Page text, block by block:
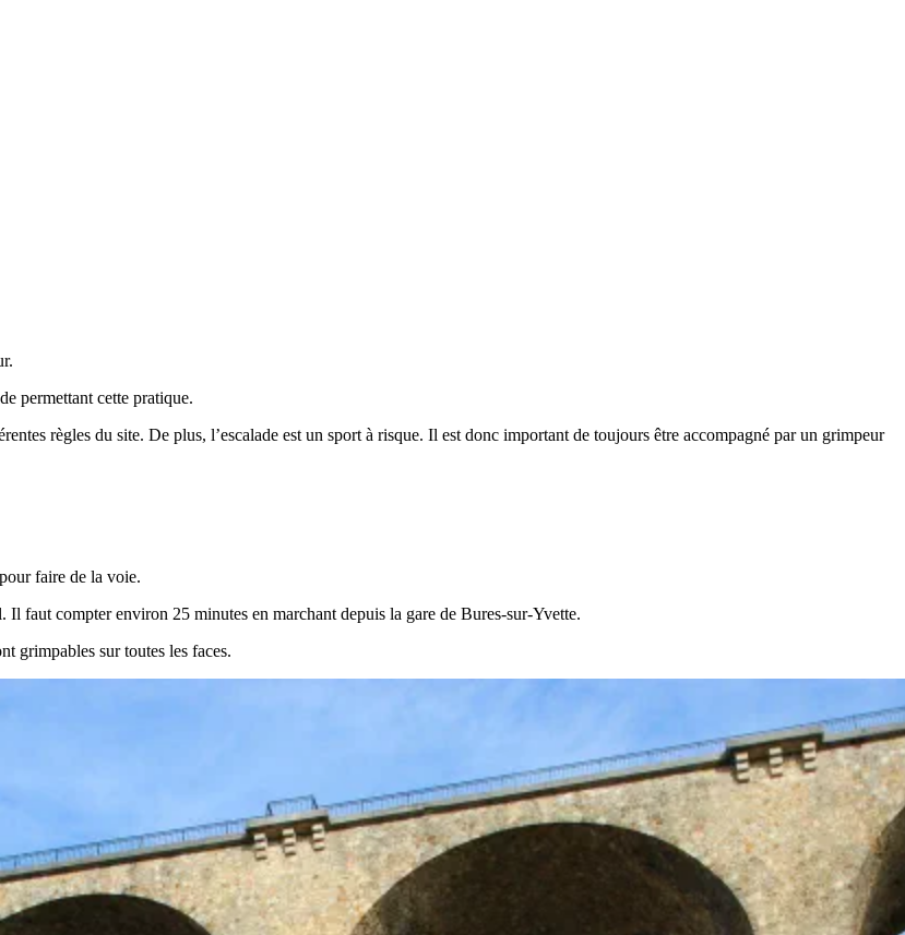
permettant cette pratique.
règles du site. De plus, l’escalade est un sport à risque. Il est donc important de toujours être accompagné par un grimpeur
faire de la voie.
faut compter environ 25 minutes en marchant depuis la gare de Bures-sur-Yvette.
grimpables sur toutes les faces.